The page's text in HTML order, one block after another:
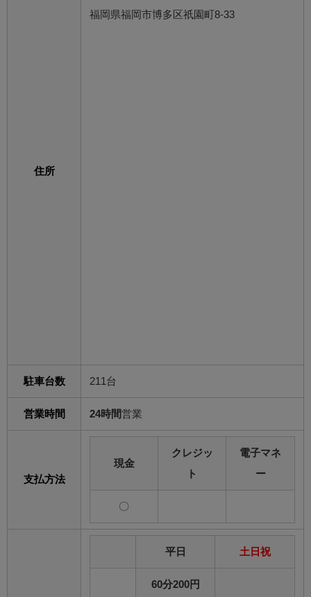
住所
福岡県福岡市博多区祇園町8-33
駐車台数 211台
営業時間 24時間営業
支払方法
現金
クレジッ
ト
電子マネ
ー
〇
平日 土日祝
60分200円